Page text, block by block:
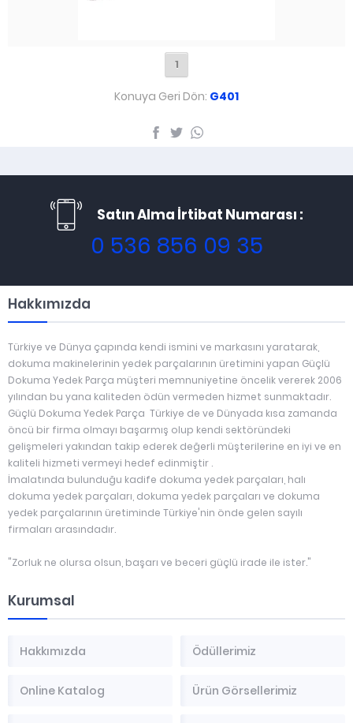
1
Konuya Geri Dön: G401
Satın Alma İrtibat Numarası :
0 536 856 09 35
Hakkımızda
Türkiye ve Dünya çapında kendi ismini ve markasını yaratarak,
dokuma makinelerinin yedek parçalarının üretimini yapan Güçlü
Dokuma Yedek Parça müşteri memnuniyetine öncelik vererek 2006
yılından bu yana kaliteden ödün vermeden hizmet sunmaktadır.
Güçlü Dokuma Yedek Parça Türkiye de ve Dünyada kısa zamanda
öncü bir firma olmayı başarmış olup kendi sektöründeki
gelişmeleri yakından takip ederek değerli müşterilerine en iyi ve en
kaliteli hizmeti vermeyi hedef edinmiştir .
İmalatında bulunduğu kadife dokuma yedek parçaları, halı
dokuma yedek parçaları, dokuma yedek parçaları ve dokuma
yedek parçalarının üretiminde Türkiye'nin önde gelen sayılı
firmaları arasındadır.
"Zorluk ne olursa olsun, başarı ve beceri güçlü irade ile ister."
Kurumsal
Hakkımızda Ödüllerimiz
Online Katalog Ürün Görsellerimiz